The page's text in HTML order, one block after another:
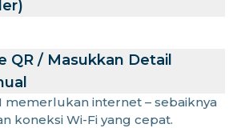
QR / Masukkan Detail
memerlukan internet – sebaiknya
koneksi Wi-Fi yang cepat.